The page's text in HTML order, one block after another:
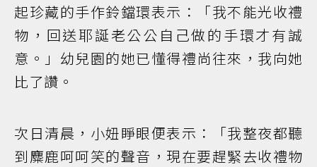
起珍藏的手作鈴鐺環表示：「我不能光收禮
物，回送耶誕老公公自己做的手環才有誠
意。」幼兒園的她已懂得禮尚往來，我向她
比了讚。
次日清晨，小妞睜眼便表示：「我整夜都聽
到麋鹿呵呵笑的聲音，現在要趕緊去收禮物